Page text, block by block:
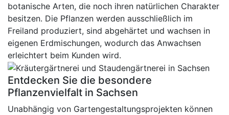
botanische Arten, die noch ihren natürlichen Charakter
besitzen. Die Pflanzen werden ausschließlich im
Freiland produziert, sind abgehärtet und wachsen in
eigenen Erdmischungen, wodurch das Anwachsen
erleichtert beim Kunden wird.
Entdecken Sie die besondere
Pflanzenvielfalt in Sachsen
Unabhängig von Gartengestaltungsprojekten können